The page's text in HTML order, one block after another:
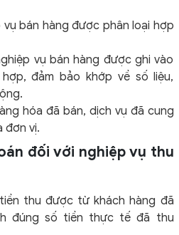
vụ bán hàng được phân loại hợp
vụ bán hàng được ghi vào
đảm bảo khớp về số liệu,
hóa đã bán, dịch vụ đã cung
đơn vị.
đối với nghiệp vụ thu
thu được từ khách hàng đã
đúng số tiền thực tế đã thu